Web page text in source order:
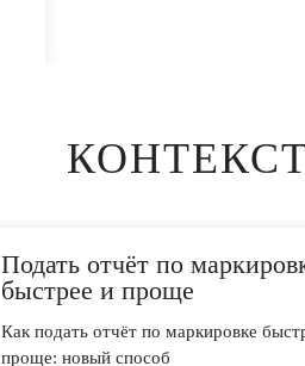
Подать отчёт по
быстрее и проще
Как подать отчёт по маркировке
проще: новый способ